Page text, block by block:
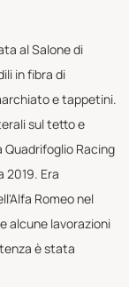
al Salone di
in fibra di
e tappetini.
sul tetto e
Racing
2019. Era
Romeo nel
alcune lavorazioni
è stata